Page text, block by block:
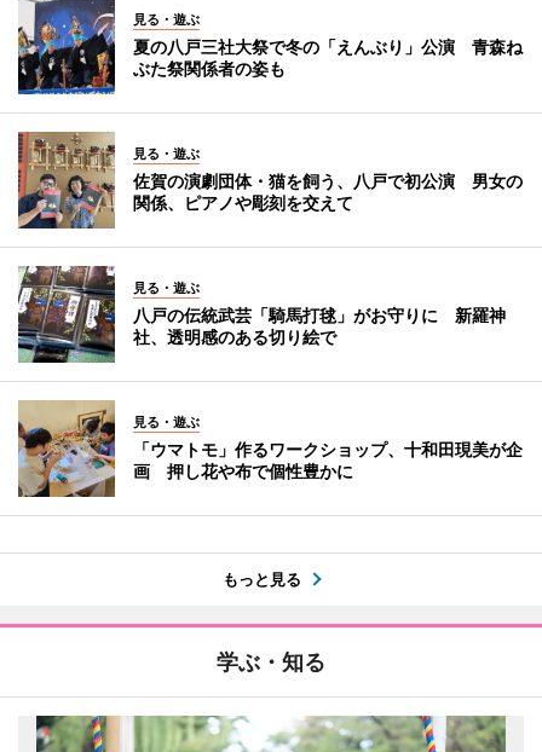
見る・遊ぶ
夏の八戸三社大祭で冬の「えんぶり」公演 青森ね
ぶた祭関係者の姿も
見る・遊ぶ
佐賀の演劇団体・猫を飼う、八戸で初公演 男女の
関係、ピアノや彫刻を交えて
見る・遊ぶ
八戸の伝統武芸「騎馬打毬」がお守りに 新羅神
社、透明感のある切り絵で
見る・遊ぶ
「ウマトモ」作るワークショップ、十和田現美が企
画 押し花や布で個性豊かに
もっと見る
学ぶ・知る